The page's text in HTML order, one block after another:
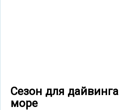
Сезон для
море